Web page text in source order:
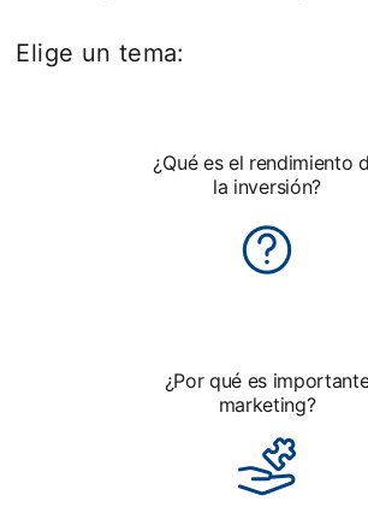
Elige un tema:
¿Qué es el rendimiento
la inversión?
¿Por qué es
marketing?